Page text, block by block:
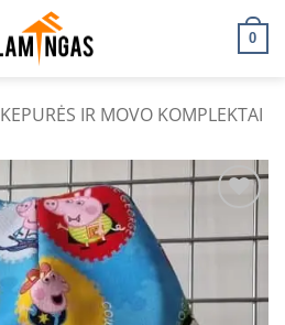
0
KEPURĖS IR MOVO KOMPLEKTAI
Add to
wishlist